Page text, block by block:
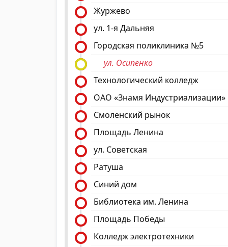
Журжево
ул. 1-я Дальняя
Городская поликлиника №5
ул. Осипенко
Технологический колледж
ОАО «Знамя Индустриализации»
Смоленский рынок
Площадь Ленина
ул. Советская
Ратуша
Синий дом
Библиотека им. Ленина
Площадь Победы
Колледж электротехники